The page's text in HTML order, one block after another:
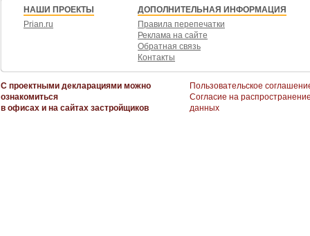
НАШИ ПРОЕКТЫ
Prian.ru
ДОПОЛНИТЕЛЬНАЯ ИНФОРМАЦИЯ
Правила перепечатки
Реклама на сайте
Обратная связь
Контакты
С проектными декларациями можно
ознакомиться
в офисах и на сайтах застройщиков
Пользовательское
Согласие на
данных